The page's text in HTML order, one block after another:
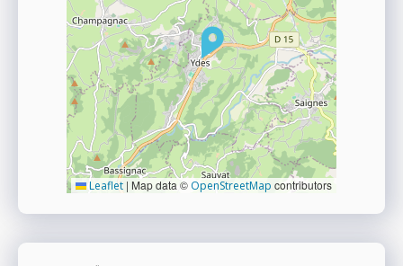
Leaflet | Map data © OpenStreetMap contributors